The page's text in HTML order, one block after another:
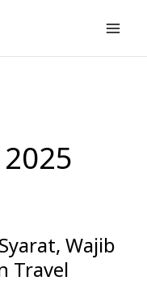
Wajib
Travel